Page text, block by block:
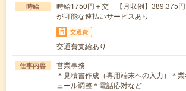
時給
時給1750円＋交 【月収例】389,375
が可能な速払いサービスあり
交通費
交通費支給あり
仕事内容
営業事務
＊見積書作成（専用端末への入力）＊
ュール調整＊電話応対など